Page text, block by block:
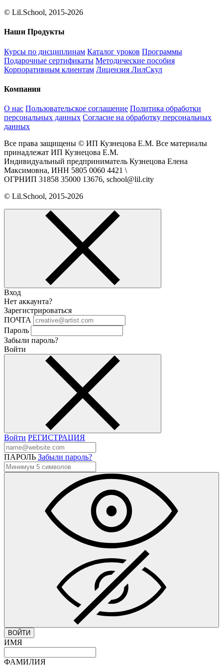
© Lil.School, 2015‐2026
Наши Продукты
Курсы по дисциплинам Каталог уроков Программы
Подарочные сертификаты Методические пособия
Корпоративным клиентам Лицензия ЛилСкул
Компания
О нас Пользовательское соглашение Политика обработки
персональных данных Согласие на обработку персональных
данных
Все права защищены © ИП Кузнецова Е.М. Все материалы
принадлежат ИП Кузнецова Е.М.
Индивидуальный предприниматель Кузнецова Елена
Максимовна, ИНН 5805 0060 4421 \
ОГРНИП 31858 35000 13676, school@lil.city
© Lil.School, 2015‐2026
Вход
Нет аккаунта?
Зарегистрироваться
ПОЧТА
Пароль
Забыли пароль?
Войти
Войти РЕГИСТРАЦИЯ
ПАРОЛЬ Забыли пароль?
ВОЙТИ
ИМЯ
ФАМИЛИЯ